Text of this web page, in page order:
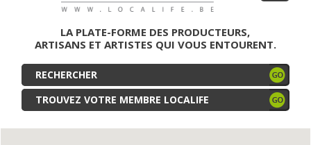
LA PLATE-FORME DES PRODUCTEURS,
ARTISANS ET ARTISTES QUI VOUS ENTOURENT.
TROUVEZ VOTRE MEMBRE LOCALIFE